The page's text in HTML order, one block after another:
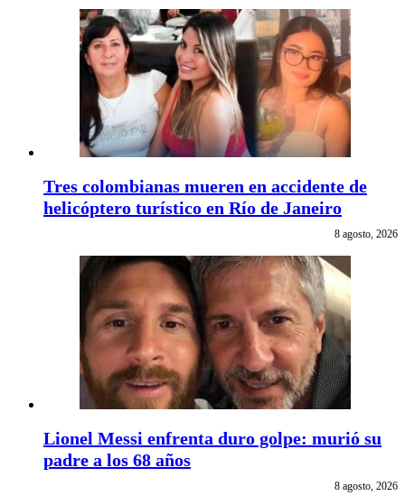
Tres colombianas mueren en accidente de
helicóptero turístico en Río de Janeiro
8 agosto, 2026
Lionel Messi enfrenta duro golpe: murió su
padre a los 68 años
8 agosto, 2026